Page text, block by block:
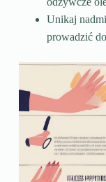
Unikaj
prowadzić